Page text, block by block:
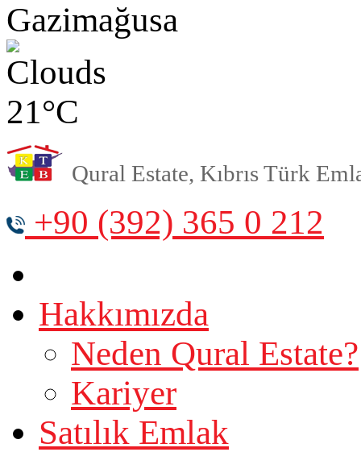
Gazimağusa
21°C
Qural Estate, Kıbrıs Türk
+90 (392) 365 0 212
Hakkımızda
Neden Qural Estate?
Kariyer
Satılık Emlak